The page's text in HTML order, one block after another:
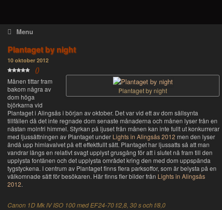
Menu
Plantaget by night
10 oktober 2012
()
Plantaget by night
Månen tittar fram
bakom några av
dom höga
björkarna vid
Plantaget i Alingsås i början av oktober. Det var vid ett av dom sällsynta
tillfällen då det inte regnade dom senaste månaderna och månen lyser från en
nästan molnfri himmel. Styrkan på ljuset från månen kan inte fullt ut konkurrerar
med ljussättningen av Plantaget under Lights in Alingsås 2012 men den lyser
ändå upp himlavalvet på ett effektfullt sätt. Plantaget har ljussatts så att man
vandrar längs en relativt svagt upplyst grusgång för att i slutet nå fram till den
upplysta fontänen och det upplysta området kring den med dom uppspända
tygstyckena. I centrum av Plantaget finns flera parksoffor, som är belysta på en
välkomnade sätt för besökaren. Här finns fler bilder från Lights in Alingsås
2012.
Canon 1D Mk IV ISO 100 med EF24-70 f/2,8, 30 s och f/8,0